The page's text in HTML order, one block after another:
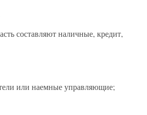
составляют наличные, кредит,
или наемные управляющие;